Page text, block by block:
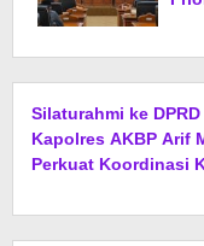
Silaturahmi ke
Kapolres AKBP Arif
Perkuat Koordinasi